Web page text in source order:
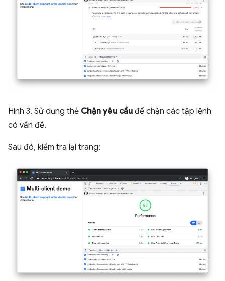
Hình 3. Sử dụng thẻ Chặn yêu cầu để chặn các tập lệnh
có vấn đề.
Sau đó, kiểm tra lại trang: